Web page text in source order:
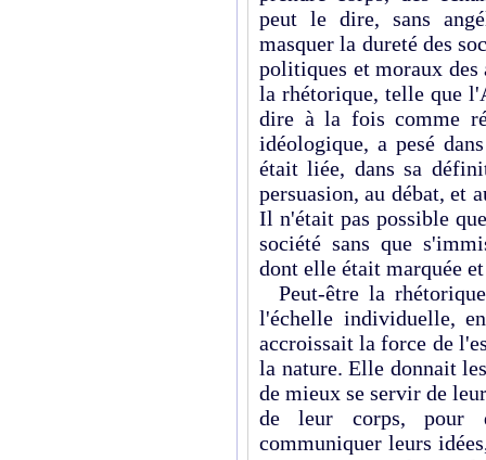
peut le dire, sans
masquer la dureté des
poli­tiques et moraux des
la rhétorique, telle que
dire à la fois comme
idéologique, a pesé
était liée, dans sa
persuasion, au débat, et
Il n'était pas possible
société sans que
dont elle était mar­quée
Peut-être la
l'échelle individuelle,
accroissait la force de
la nature. Elle donnait
de mieux se servir de
de leur corps, pour
communiquer leurs